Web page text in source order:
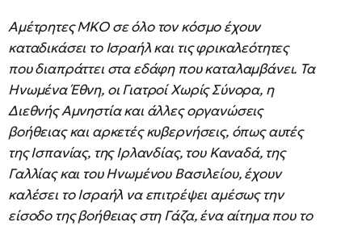
Αμέτρητες ΜΚΟ σε όλο τον κόσμο έχουν
καταδικάσει το Ισραήλ και τις φρικαλεότητες
που διαπράττει στα εδάφη που καταλαμβάνει. Τα
Ηνωμένα Έθνη, οι Γιατροί Χωρίς Σύνορα, η
Διεθνής Αμνηστία και άλλες οργανώσεις
βοήθειας και αρκετές κυβερνήσεις, όπως αυτές
της Ισπανίας, της Ιρλανδίας, του Καναδά, της
Γαλλίας και του Ηνωμένου Βασιλείου, έχουν
καλέσει το Ισραήλ να επιτρέψει αμέσως την
είσοδο της βοήθειας στη Γάζα, ένα αίτημα που το